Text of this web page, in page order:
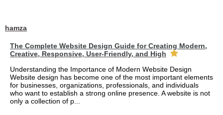
hamza
The Complete Website Design Guide for Creating Modern,
Creative, Responsive, User-Friendly, and High
Understanding the Importance of Modern Website Design
Website design has become one of the most important elements
for businesses, organizations, professionals, and individuals
who want to establish a strong online presence. A website is not
only a collection of p...